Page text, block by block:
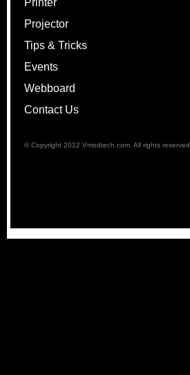
Projector
Tips & Tricks
Events
Webboard
Contact Us
© Copyright 2012 Vmodtech.com. All rights reserved